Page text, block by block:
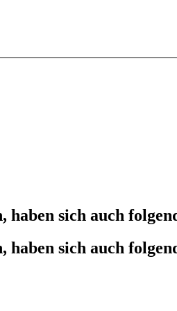
sich auch
sich auch